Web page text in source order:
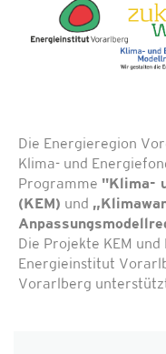
Die Energieregion
Klima- und
Programme "Klima-
(KEM) und
Die Projekte KEM
Energieinstitut
Vorarlberg